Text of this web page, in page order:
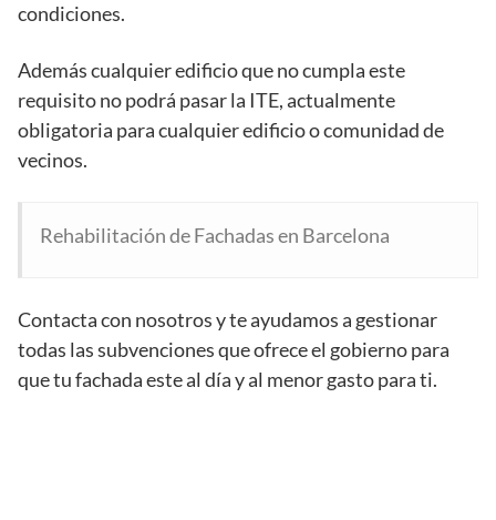
condiciones.
Además cualquier edificio que no cumpla este
requisito no podrá pasar la ITE, actualmente
obligatoria para cualquier edificio o comunidad de
vecinos.
Rehabilitación de Fachadas en Barcelona
Contacta con nosotros y te ayudamos a gestionar
todas las subvenciones que ofrece el gobierno para
que tu fachada este al día y al menor gasto para ti.